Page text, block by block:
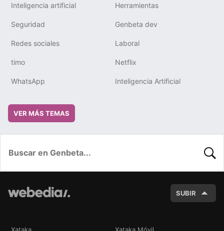
Inteligencia artificial Herramientas
Seguridad Genbeta dev
Redes sociales Laboral
timo Netflix
WhatsApp Inteligencia Artificial
VER MÁS TEMAS
SUBIR